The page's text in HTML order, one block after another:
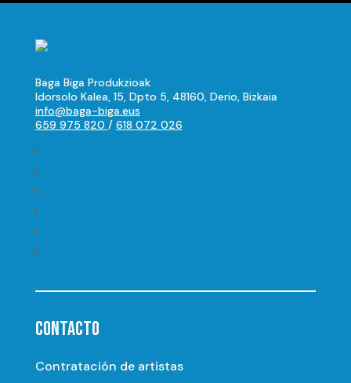
Baga Biga Produkzioak
Idorsolo Kalea, 15, Dpto 5, 48160, Derio, Bizkaia
info@baga-biga.eus
659 975 820 / 618 072 026
CONTACTO
Contratación de artistas